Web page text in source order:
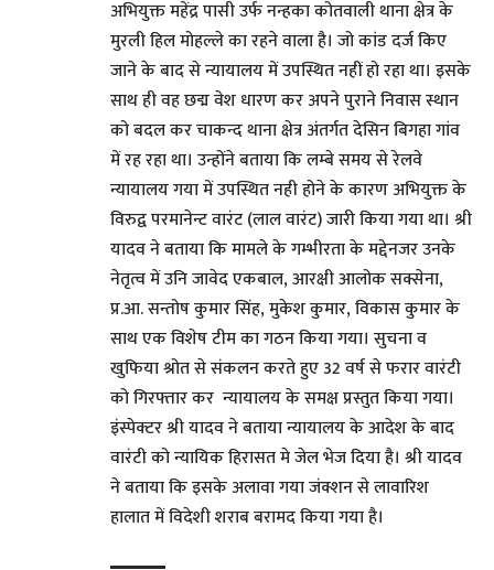
अभियुक्त महेंद्र पासी उर्फ नन्हका कोतवाली थाना क्षेत्र के
मुरली हिल मोहल्ले का रहने वाला है। जो कांड दर्ज किए
जाने के बाद से न्यायालय में उपस्थित नहीं हो रहा था। इसके
साथ ही वह छद्म वेश धारण कर अपने पुराने निवास स्थान
को बदल कर चाकन्द थाना क्षेत्र अंतर्गत देसिन बिगहा गांव
में रह रहा था। उन्होंने बताया कि लम्बे समय से रेलवे
न्यायालय गया में उपस्थित नही होने के कारण अभियुक्त के
विरुद्व परमानेन्ट वारंट (लाल वारंट) जारी किया गया था। श्री
यादव ने बताया कि मामले के गम्भीरता के मद्देनजर उनके
नेतृत्व में उनि जावेद एकबाल, आरक्षी आलोक सक्सेना,
प्र.आ. सन्तोष कुमार सिंह, मुकेश कुमार, विकास कुमार के
साथ एक विशेष टीम का गठन किया गया। सुचना व
खुफिया श्रोत से संकलन करते हुए 32 वर्ष से फरार वारंटी
को गिरफ्तार कर न्यायालय के समक्ष प्रस्तुत किया गया।
इंस्पेक्टर श्री यादव ने बताया न्यायालय के आदेश के बाद
वारंटी को न्यायिक हिरासत मे जेल भेज दिया है। श्री यादव
ने बताया कि इसके अलावा गया जंक्शन से लावारिश
हालात में विदेशी शराब बरामद किया गया है।